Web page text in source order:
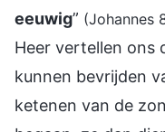
eeuwig” (Johannes
Heer vertellen ons
kunnen bevrijden
ketenen van de